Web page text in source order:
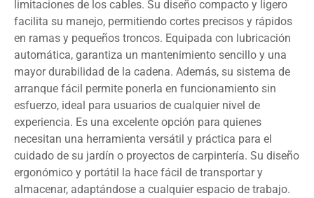
limitaciones de los cables. Su diseño compacto y ligero
facilita su manejo, permitiendo cortes precisos y rápidos
en ramas y pequeños troncos. Equipada con lubricación
automática, garantiza un mantenimiento sencillo y una
mayor durabilidad de la cadena. Además, su sistema de
arranque fácil permite ponerla en funcionamiento sin
esfuerzo, ideal para usuarios de cualquier nivel de
experiencia. Es una excelente opción para quienes
necesitan una herramienta versátil y práctica para el
cuidado de su jardín o proyectos de carpintería. Su diseño
ergonómico y portátil la hace fácil de transportar y
almacenar, adaptándose a cualquier espacio de trabajo.